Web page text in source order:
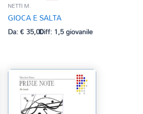
NETTI M.
GIOCA E SALTA
Da:€35,00Diff: 1,5 giovanile